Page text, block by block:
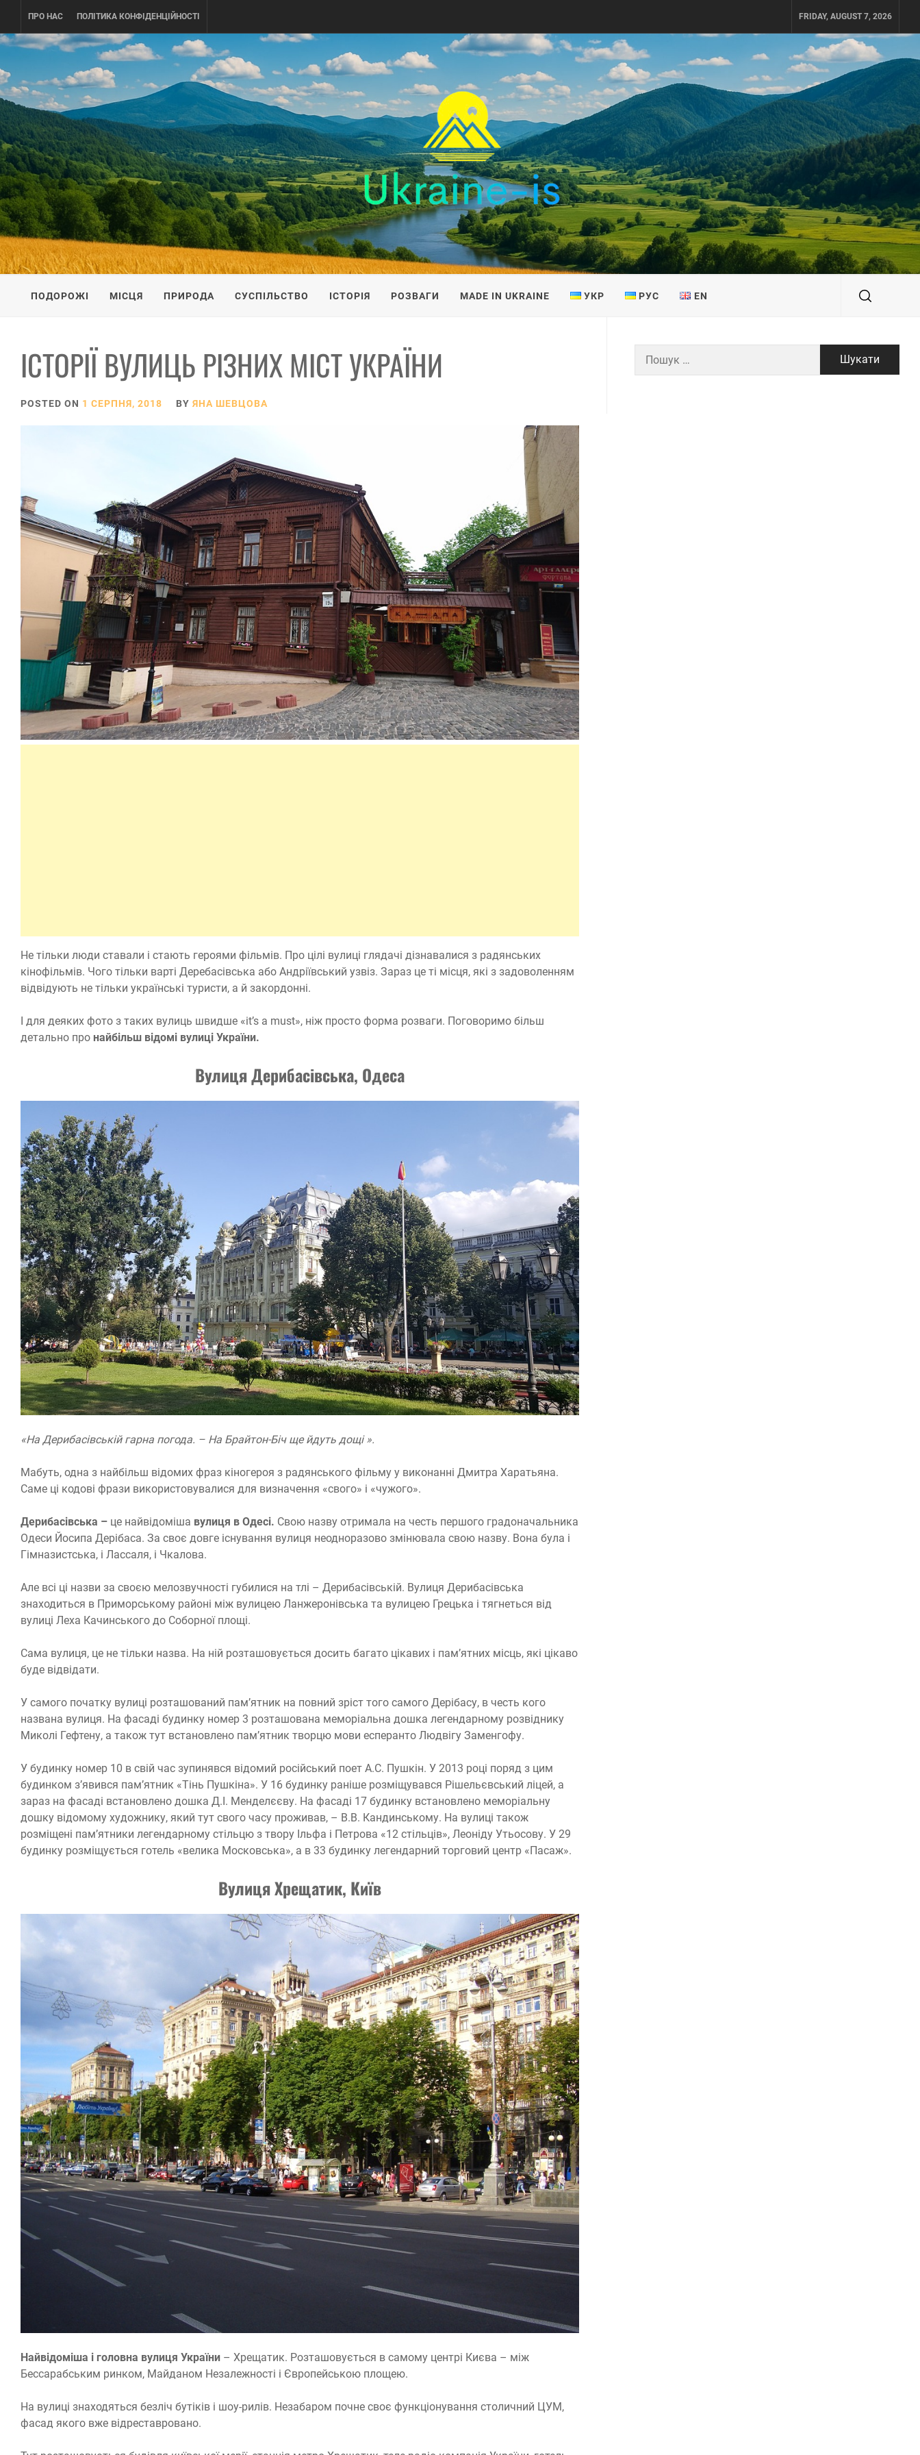
content
ПРО НАС ПОЛІТИКА КОНФІДЕНЦІЙНОСТІ FRIDAY, AUGUST 7, 2026
UKRAINE-IS
ПОДОРОЖI ПО УКРАЇНІ
ПОДОРОЖІ МІСЦЯ ПРИРОДА СУСПІЛЬСТВО ІСТОРІЯ РОЗВАГИ MADE IN UKRAINE УКР РУС EN
ІСТОРІЇ ВУЛИЦЬ РІЗНИХ МІСТ УКРАЇНИ
POSTED ON 1 СЕРПНЯ, 2018 BY ЯНА ШЕВЦОВА
Не тільки люди ставали і стають героями фільмів. Про цілі вулиці глядачі дізнавалися з радянських
кінофільмів. Чого тільки варті Деребасівська або Андріївський узвіз. Зараз це ті місця, які з задоволенням
відвідують не тільки українські туристи, а й закордонні.
І для деяких фото з таких вулиць швидше «it’s a must», ніж просто форма розваги. Поговоримо більш
детально про найбільш відомі вулиці України.
Вулиця Дерибасівська, Одеса
«На Дерибасівській гарна погода. – На Брайтон-Біч ще йдуть дощі ».
Мабуть, одна з найбільш відомих фраз кіногероя з радянського фільму у виконанні Дмитра Харатьяна.
Саме ці кодові фрази використовувалися для визначення «свого» і «чужого».
Дерибасівська – це найвідоміша вулиця в Одесі. Свою назву отримала на честь першого градоначальника
Одеси Йосипа Дерібаса. За своє довге існування вулиця неодноразово змінювала свою назву. Вона була і
Гімназистська, і Лассаля, і Чкалова.
Але всі ці назви за своєю мелозвучності губилися на тлі – Дерибасівській. Вулиця Дерибасівська
знаходиться в Приморському районі між вулицею Ланжеронівська та вулицею Грецька і тягнеться від
вулиці Леха Качинського до Соборної площі.
Сама вулиця, це не тільки назва. На ній розташовується досить багато цікавих і пам’ятних місць, які цікаво
буде відвідати.
У самого початку вулиці розташований пам’ятник на повний зріст того самого Дерібасу, в честь кого
названа вулиця. На фасаді будинку номер 3 розташована меморіальна дошка легендарному розвіднику
Миколі Гефтену, а також тут встановлено пам’ятник творцю мови есперанто Людвігу Заменгофу.
У будинку номер 10 в свій час зупинявся відомий російський поет А.С. Пушкін. У 2013 році поряд з цим
будинком з’явився пам’ятник «Тінь Пушкіна». У 16 будинку раніше розміщувався Рішельєвський ліцей, а
зараз на фасаді встановлено дошка Д.І. Менделєєву. На фасаді 17 будинку встановлено меморіальну
дошку відомому художнику, який тут свого часу проживав, – В.В. Кандинському. На вулиці також
розміщені пам’ятники легендарному стільцю з твору Ільфа і Петрова «12 стільців», Леоніду Утьосову. У 29
будинку розміщується готель «велика Московська», а в 33 будинку легендарний торговий центр «Пасаж».
Вулиця Хрещатик, Київ
Найвідоміша і головна вулиця України – Хрещатик. Розташовується в самому центрі Києва – між
Бессарабським ринком, Майданом Незалежності і Європейською площею.
На вулиці знаходяться безліч бутіків і шоу-рилів. Незабаром почне своє функціонування столичний ЦУМ,
фасад якого вже відреставровано.